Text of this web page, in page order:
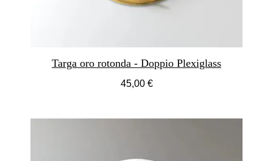
Targa oro rotonda - Doppio Plexiglass
45,00 €